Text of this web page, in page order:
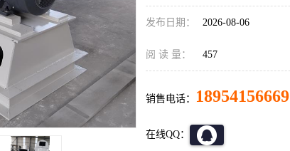
发布日期： 2026-08-06
阅 读 量： 457
销售电话： 18954156669
在线QQ：